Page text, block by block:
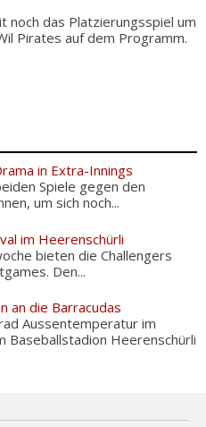
noch das Platzierungsspiel um
Pirates auf dem Programm.
in Extra-Innings
Spiele gegen den
um sich noch...
im Heerenschürli
bieten die Challengers
Den...
an die Barracudas
Aussentemperatur im
Baseballstadion Heerenschürli